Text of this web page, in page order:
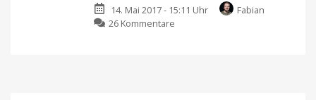
iPhone
14. Mai 2017 - 15:11 Uhr
Fabian
26 Kommentare